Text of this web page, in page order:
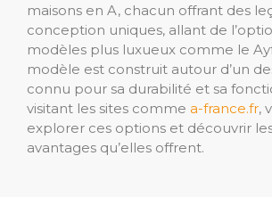
maisons en A, chacun offrant des
conception uniques, allant de
modèles plus luxueux comme le
modèle est construit autour d’un
connu pour sa durabilité et sa
visitant les sites comme a-france.fr,
explorer ces options et découvrir
avantages qu’elles offrent.